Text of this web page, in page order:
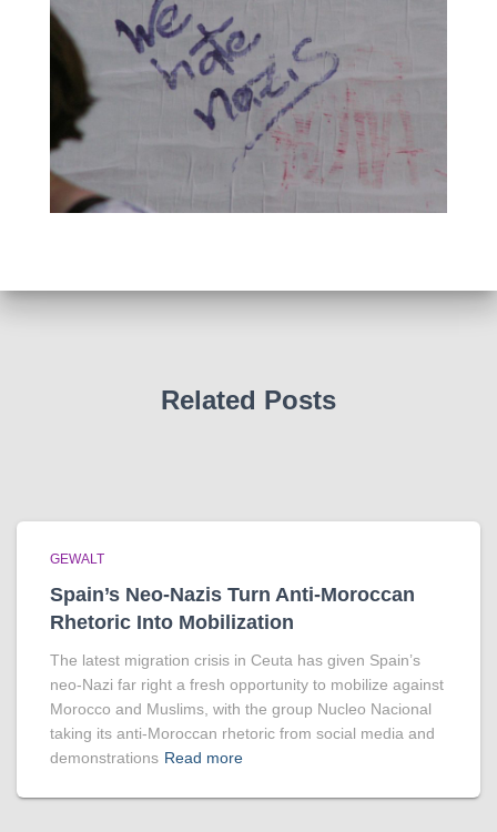
Related Posts
GEWALT
Spain’s Neo-Nazis Turn Anti-Moroccan
Rhetoric Into Mobilization
The latest migration crisis in Ceuta has given Spain’s
neo-Nazi far right a fresh opportunity to mobilize against
Morocco and Muslims, with the group Nucleo Nacional
taking its anti-Moroccan rhetoric from social media and
demonstrations Read more